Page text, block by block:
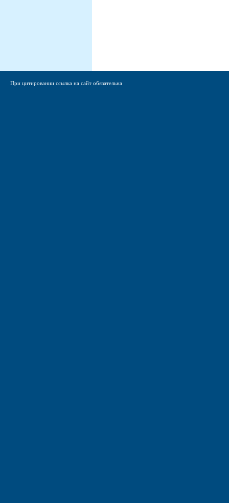
При цитировании ссылка на сайт обязательна